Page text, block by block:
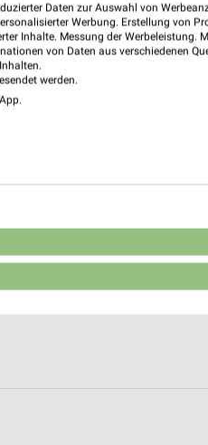
Daten zur Auswahl von
Werbung. Erstellung von
Inhalte. Messung der Werbeleistung.
von Daten aus verschiedenen
werden.